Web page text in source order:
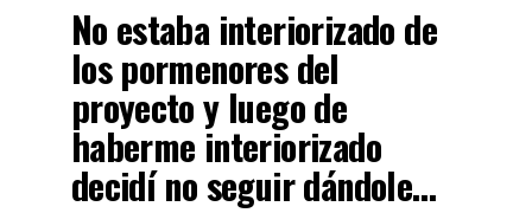
No estaba interiorizado de
los pormenores del
proyecto y luego de
haberme interiorizado
decidí no seguir dándole…